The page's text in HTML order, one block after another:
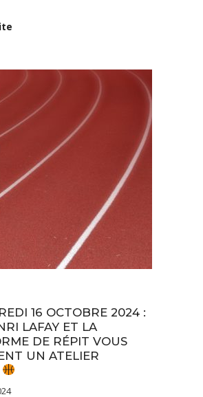
16 OCTOBRE 2024 :
LAFAY ET LA
DE RÉPIT VOUS
UN ATELIER